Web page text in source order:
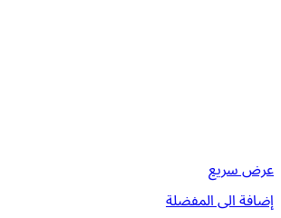
عرض سريع
إضافة الى المفضلة